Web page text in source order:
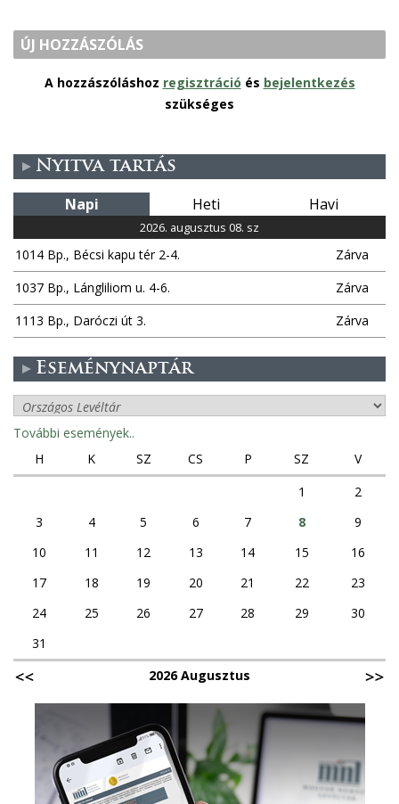
ÚJ HOZZÁSZÓLÁS
A hozzászóláshoz regisztráció és bejelentkezés
szükséges
Nyitva tartás
Napi Heti Havi
2026. augusztus 08. sz
1014 Bp., Bécsi kapu tér 2-4.
Zárva
1037 Bp., Lángliliom u. 4-6.
Zárva
1113 Bp., Daróczi út 3.
Zárva
Eseménynaptár
További események..
H
K SZ CS P SZ
V
1
2
3
4 5 6 7 8
9
10
11 12 13 14 15
16
17
18 19 20 21 22
23
24
25 26 27 28 29
30
31
2026 Augusztus